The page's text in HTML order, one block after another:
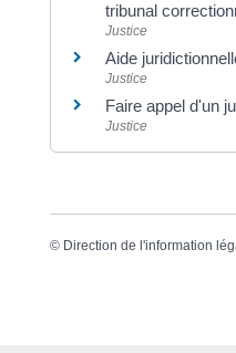
tribunal
Justice
Aide
Justice
Faire appel d'un
Justice
© Direction de l'information